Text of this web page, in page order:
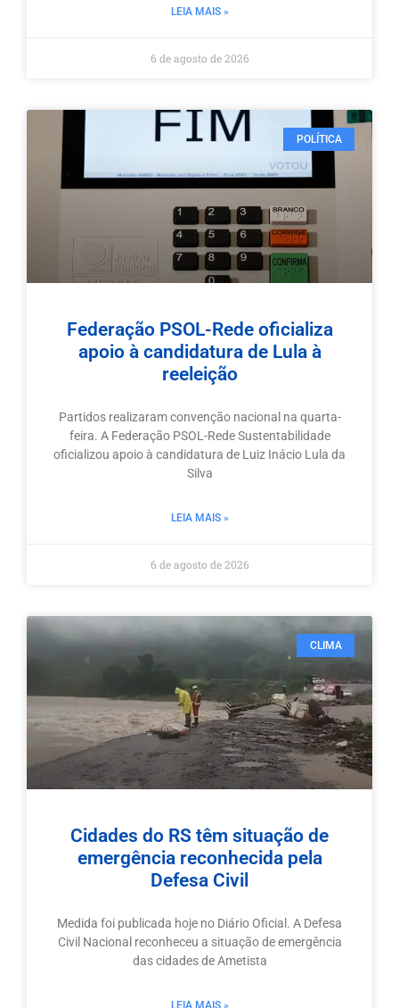
LEIA MAIS »
6 de agosto de 2026
POLÍTICA
Federação PSOL-Rede oficializa
apoio à candidatura de Lula à
reeleição
Partidos realizaram convenção nacional na quarta-
feira. A Federação PSOL-Rede Sustentabilidade
oficializou apoio à candidatura de Luiz Inácio Lula da
Silva
LEIA MAIS »
6 de agosto de 2026
CLIMA
Cidades do RS têm situação de
emergência reconhecida pela
Defesa Civil
Medida foi publicada hoje no Diário Oficial. A Defesa
Civil Nacional reconheceu a situação de emergência
das cidades de Ametista
LEIA MAIS »